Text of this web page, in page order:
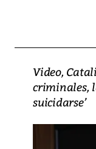
Video,
criminales,
suicidarse’